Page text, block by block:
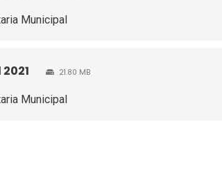
Municipal
21.80 MB
Municipal